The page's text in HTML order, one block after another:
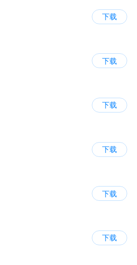
下载
下载
下载
下载
下载
下载